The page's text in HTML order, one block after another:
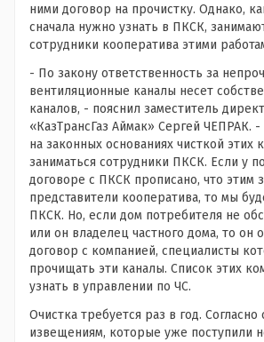
ними договор на прочистку. Однако,
сначала нужно узнать в ПКСК,
сотрудники кооператива этими
- По закону ответственность за
вентиляционные каналы несет
каналов, - пояснил заместитель
«КазТрансГаз Аймак» Сергей ЧЕПРАК.
на законных основаниях чисткой этих
заниматься сотрудники ПКСК. Если у
договоре с ПКСК прописано, что этим
представители кооператива, то мы
ПКСК. Но, если дом потребителя не
или он владелец частного дома, то он
договор с компанией, специалисты
прочищать эти каналы. Список этих
узнать в управлении по ЧС.
Очистка требуется раз в год. Согласно
извещениям, которые уже поступили